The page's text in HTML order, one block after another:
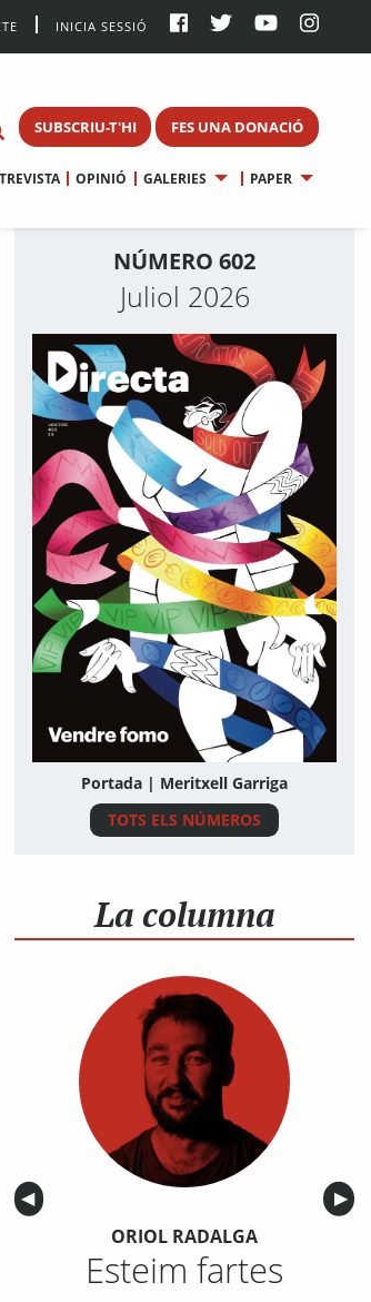
INICIA SESSIÓ
SUBSCRIU-T'HI FES UNA DONACIÓ
OPINIÓ GALERIES PAPER
NÚMERO 602
Juliol 2026
Portada | Meritxell Garriga
TOTS ELS NÚMEROS
La columna
Anterior
◀︎ ▶︎
ORIOL RADALGA
Esteim fartes